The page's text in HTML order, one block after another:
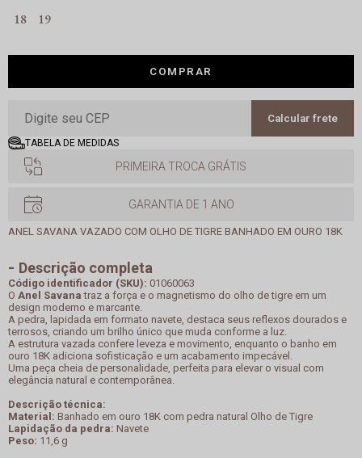
18 19
COMPRAR
Calcular frete
TABELA DE MEDIDAS
PRIMEIRA TROCA GRÁTIS
GARANTIA DE 1 ANO
ANEL SAVANA VAZADO COM OLHO DE TIGRE BANHADO EM OURO 18K
Descrição completa
Código identificador (SKU): 01060063
O Anel Savana traz a força e o magnetismo do olho de tigre em um
design moderno e marcante.
A pedra, lapidada em formato navete, destaca seus reflexos dourados e
terrosos, criando um brilho único que muda conforme a luz.
A estrutura vazada confere leveza e movimento, enquanto o banho em
ouro 18K adiciona sofisticação e um acabamento impecável.
Uma peça cheia de personalidade, perfeita para elevar o visual com
elegância natural e contemporânea.
Descrição técnica:
Material: Banhado em ouro 18K com pedra natural Olho de Tigre
Lapidação da pedra: Navete
Peso: 11,6 g